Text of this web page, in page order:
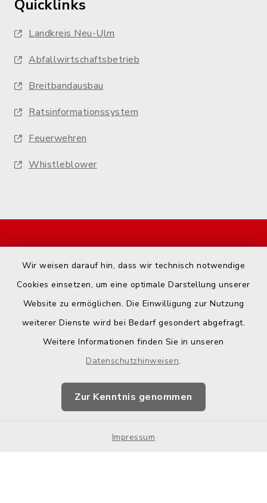
Wir weisen darauf hin, dass wir technisch notwendige
Cookies einsetzen, um eine optimale Darstellung unserer
Website zu ermöglichen. Die Einwilligung zur Nutzung
weiterer Dienste wird bei Bedarf gesondert abgefragt.
Weitere Informationen finden Sie in unseren
Datenschutzhinweisen.
Zur Kenntnis genommen
Impressum
Quicklinks
Landkreis Neu-Ulm
Abfallwirtschaftsbetrieb
Breitbandausbau
Ratsinformationssystem
Feuerwehren
Whistleblower
Kontakt
Datenschutz
Hotspot-Nutzung
Sitemap